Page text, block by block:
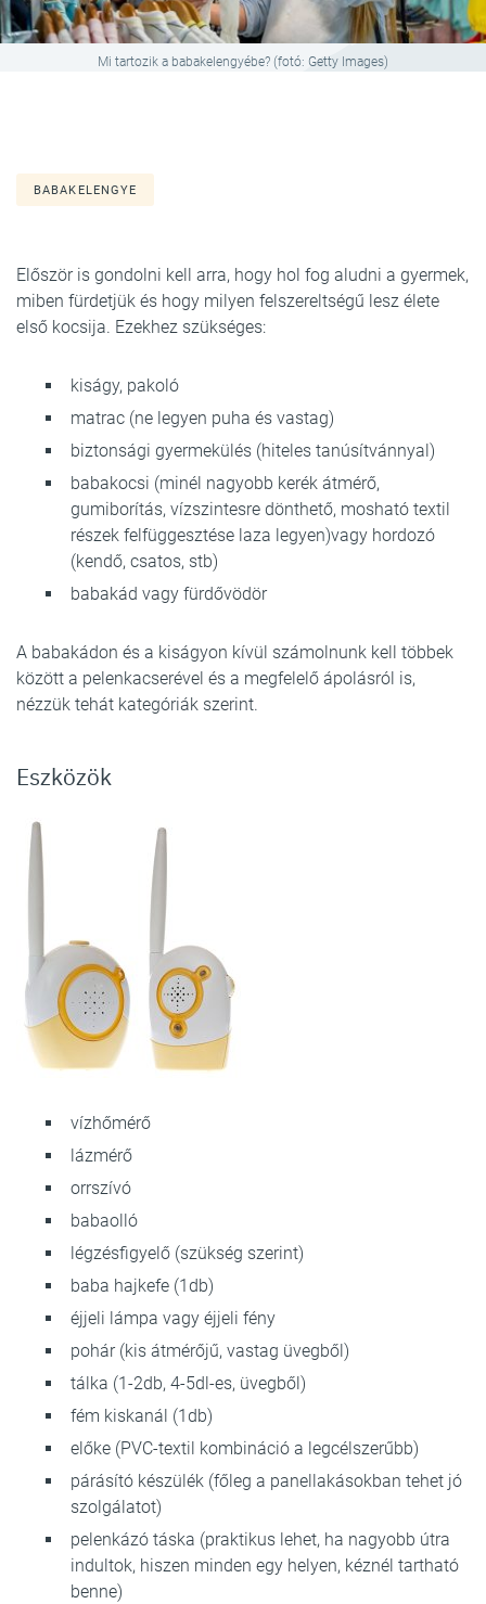
Mi tartozik a babakelengyébe? (fotó: Getty Images)
BABAKELENGYE
Először is gondolni kell arra, hogy hol fog aludni a gyermek,
miben fürdetjük és hogy milyen felszereltségű lesz élete
első kocsija. Ezekhez szükséges:
kiságy, pakoló
matrac (ne legyen puha és vastag)
biztonsági gyermekülés (hiteles tanúsítvánnyal)
babakocsi (minél nagyobb kerék átmérő,
gumiborítás, vízszintesre dönthető, mosható textil
részek felfüggesztése laza legyen)vagy hordozó
(kendő, csatos, stb)
babakád vagy fürdővödör
A babakádon és a kiságyon kívül számolnunk kell többek
között a pelenkacserével és a megfelelő ápolásról is,
nézzük tehát kategóriák szerint.
Eszközök
vízhőmérő
lázmérő
orrszívó
babaolló
légzésfigyelő (szükség szerint)
baba hajkefe (1db)
éjjeli lámpa vagy éjjeli fény
pohár (kis átmérőjű, vastag üvegből)
tálka (1-2db, 4-5dl-es, üvegből)
fém kiskanál (1db)
előke (PVC-textil kombináció a legcélszerűbb)
párásító készülék (főleg a panellakásokban tehet jó
szolgálatot)
pelenkázó táska (praktikus lehet, ha nagyobb útra
indultok, hiszen minden egy helyen, kéznél tartható
benne)